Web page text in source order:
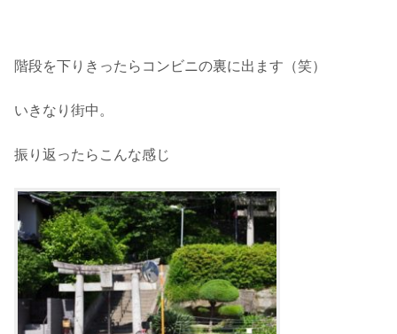
階段を下りきったらコンビニの裏に出ます（笑）
いきなり街中。
振り返ったらこんな感じ